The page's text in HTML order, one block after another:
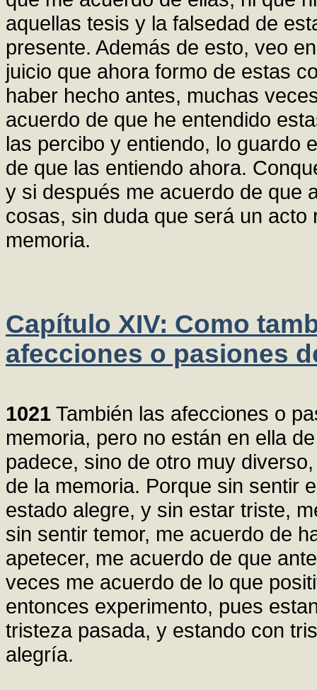
aquellas tesis y la falsedad de
presente. Además de esto, veo
juicio que ahora formo de estas
haber hecho antes, muchas
acuerdo de que he entendido
las percibo y entiendo, lo guardo
de que las entiendo ahora.
y si después me acuerdo de que
cosas, sin duda que será un
memoria.
Capítulo XIV: Como
afecciones o pasiones
1021 También las afecciones o
memoria, pero no están en ella
padece, sino de otro muy
de la memoria. Porque sin sentir
estado alegre, y sin estar triste,
sin sentir temor, me acuerdo de
apetecer, me acuerdo de que
veces me acuerdo de lo que
entonces experimento, pues
tristeza pasada, y estando con
alegría.